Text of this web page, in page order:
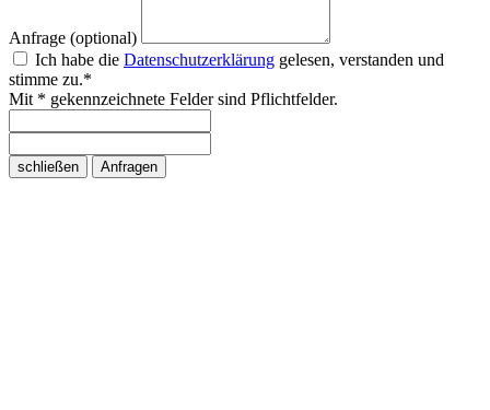
Anfrage (optional)
Ich habe die Datenschutzerklärung gelesen, verstanden und
stimme zu.*
Mit * gekennzeichnete Felder sind Pflichtfelder.
schließen Anfragen